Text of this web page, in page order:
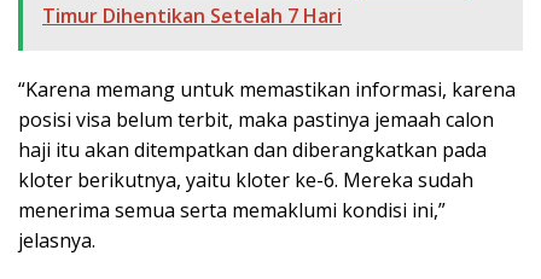
Timur Dihentikan Setelah 7 Hari
“Karena memang untuk memastikan informasi, karena
posisi visa belum terbit, maka pastinya jemaah calon
haji itu akan ditempatkan dan diberangkatkan pada
kloter berikutnya, yaitu kloter ke-6. Mereka sudah
menerima semua serta memaklumi kondisi ini,”
jelasnya.